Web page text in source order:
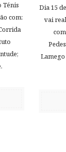
Ténis
com:
Dia 15
vai